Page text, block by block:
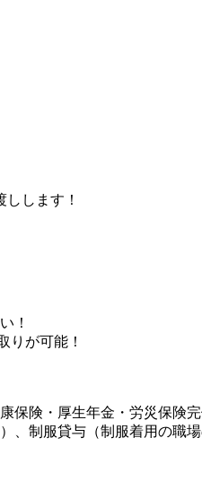
します！
！
りが可能！
険・厚生年金・労災保険
制服貸与（制服着用の職